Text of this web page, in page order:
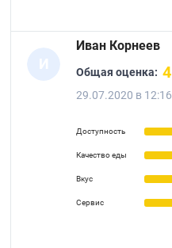
И
Иван Корнеев
Общая оценка: 4
29.07.2020 в 12:16
Доступность
Качество еды
Вкус
Сервис